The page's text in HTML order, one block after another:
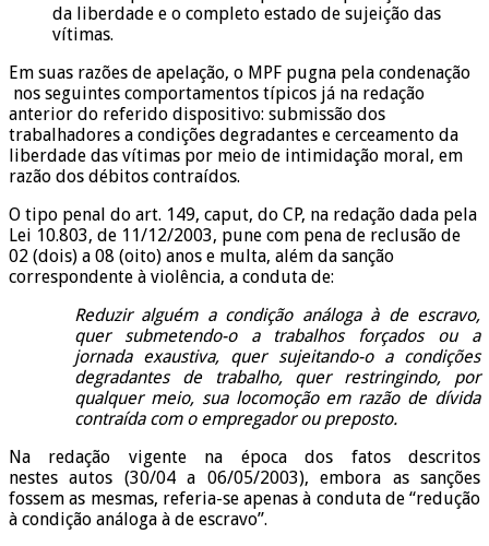
da liberdade e o completo estado de sujeição das
vítimas.
Em suas razões de apelação, o MPF pugna pela condenação
nos seguintes comportamentos típicos já na redação
anterior do referido dispositivo: submissão dos
trabalhadores a condições degradantes e cerceamento da
liberdade das vítimas por meio de intimidação moral, em
razão dos débitos contraídos.
O tipo penal do art. 149, caput, do CP, na redação dada pela
Lei 10.803, de 11/12/2003, pune com pena de reclusão de
02 (dois) a 08 (oito) anos e multa, além da sanção
correspondente à violência, a conduta de:
Reduzir alguém a condição análoga à de escravo,
quer submetendo-o a trabalhos forçados ou a
jornada exaustiva, quer sujeitando-o a condições
degradantes de trabalho, quer restringindo, por
qualquer meio, sua locomoção em razão de dívida
contraída com o empregador ou preposto.
Na redação vigente na época dos fatos descritos
nestes autos (30/04 a 06/05/2003), embora as sanções
fossem as mesmas, referia-se apenas à conduta de “redução
à condição análoga à de escravo”.